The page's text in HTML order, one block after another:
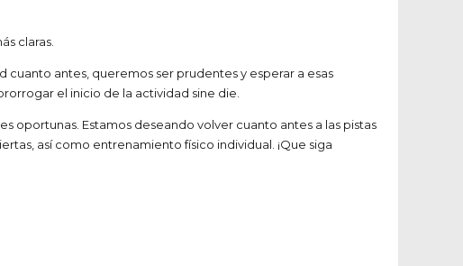
claras.
antes, queremos ser prudentes y esperar a esas
el inicio de la actividad sine die.
Estamos deseando volver cuanto antes a las pistas
así como entrenamiento físico individual. ¡Que siga